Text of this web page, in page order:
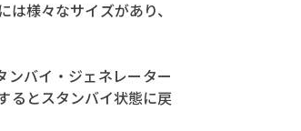
様々なサイズがあり、
バイ・ジェネレーター
るとスタンバイ状態に戻